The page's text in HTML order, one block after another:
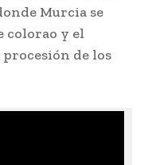
Murcia se
colorao y el
de los